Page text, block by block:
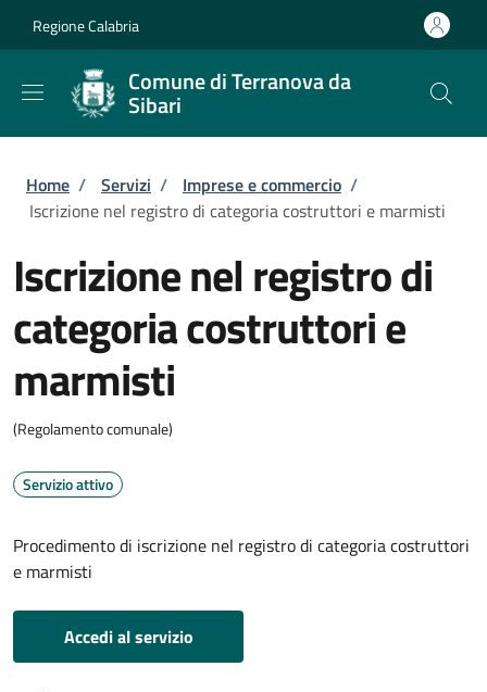
Regione Calabria
Comune di Terranova da
Sibari
Briciole di pane
Home / Servizi / Imprese e commercio /
Iscrizione nel registro di categoria costruttori e marmisti
Iscrizione nel registro di
categoria costruttori e
marmisti
(Regolamento comunale)
Servizio attivo
Procedimento di iscrizione nel registro di categoria costruttori
e marmisti
Accedi al servizio